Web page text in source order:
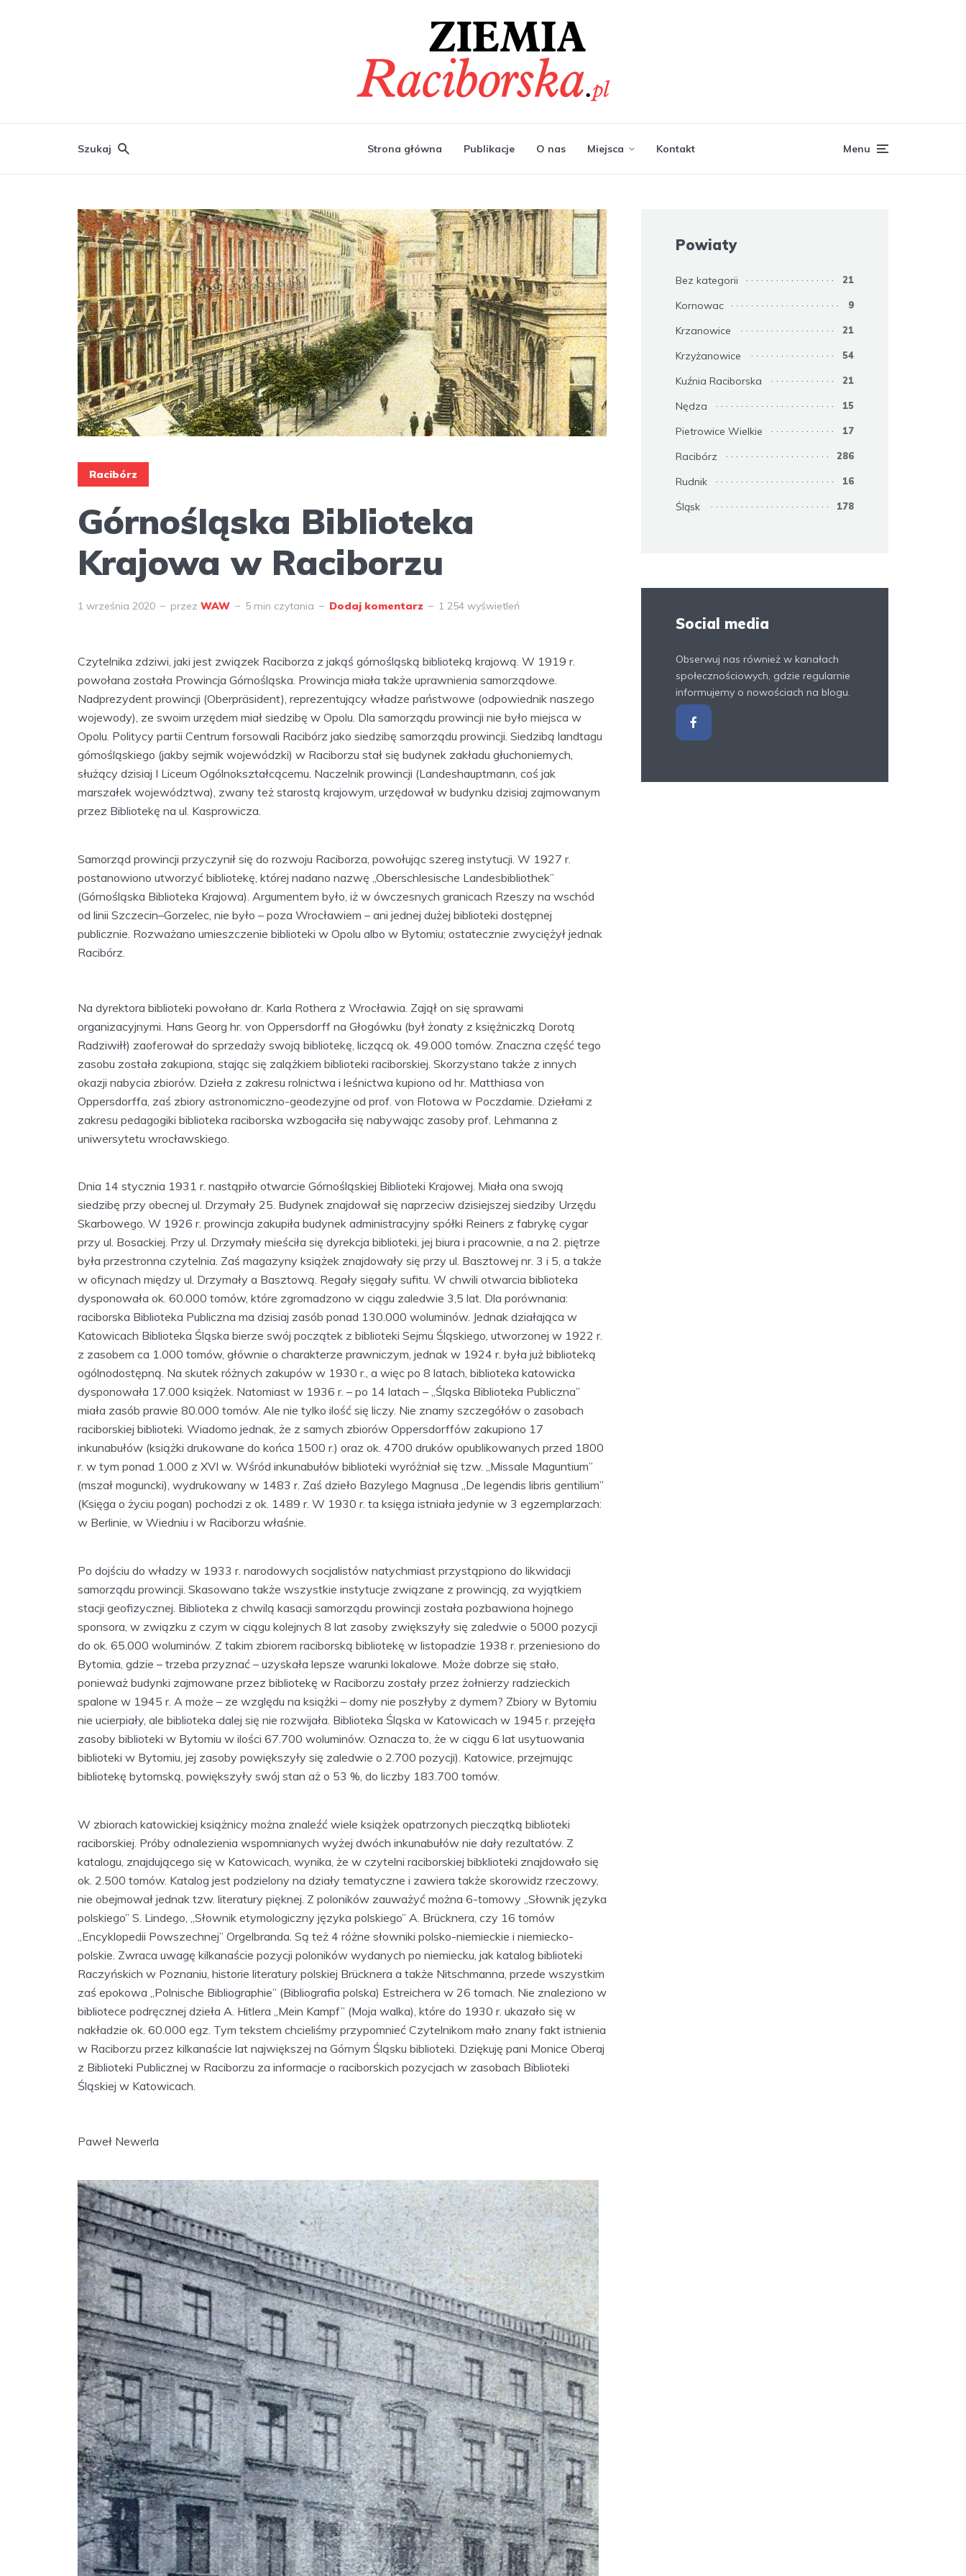
Szukaj Strona główna Publikacje O nas Miejsca Kontakt Menu
Racibórz
Górnośląska Biblioteka
Krajowa w Raciborzu
1 września 2020 przez WAW 5 min czytania Dodaj komentarz 1 254 wyświetleń
Czytelnika zdziwi, jaki jest związek Raciborza z jakąś górnośląską biblioteką krajową. W 1919 r.
powołana została Prowincja Górnośląska. Prowincja miała także uprawnienia samorządowe.
Nadprezydent prowincji (Oberpräsident), reprezentujący władze państwowe (odpowiednik naszego
wojewody), ze swoim urzędem miał siedzibę w Opolu. Dla samorządu prowincji nie było miejsca w
Opolu. Politycy partii Centrum forsowali Racibórz jako siedzibę samorządu prowincji. Siedzibą landtagu
górnośląskiego (jakby sejmik wojewódzki) w Raciborzu stał się budynek zakładu głuchoniemych,
służący dzisiaj I Liceum Ogólnokształcącemu. Naczelnik prowincji (Landeshauptmann, coś jak
marszałek województwa), zwany też starostą krajowym, urzędował w budynku dzisiaj zajmowanym
przez Bibliotekę na ul. Kasprowicza.
Samorząd prowincji przyczynił się do rozwoju Raciborza, powołując szereg instytucji. W 1927 r.
postanowiono utworzyć bibliotekę, której nadano nazwę „Oberschlesische Landesbibliothek”
(Górnośląska Biblioteka Krajowa). Argumentem było, iż w ówczesnych granicach Rzeszy na wschód
od linii Szczecin–Gorzelec, nie było – poza Wrocławiem – ani jednej dużej biblioteki dostępnej
publicznie. Rozważano umieszczenie biblioteki w Opolu albo w Bytomiu; ostatecznie zwyciężył jednak
Racibórz.
Na dyrektora biblioteki powołano dr. Karla Rothera z Wrocławia. Zajął on się sprawami
organizacyjnymi. Hans Georg hr. von Oppersdorff na Głogówku (był żonaty z księżniczką Dorotą
Radziwiłł) zaoferował do sprzedaży swoją bibliotekę, liczącą ok. 49.000 tomów. Znaczna część tego
zasobu została zakupiona, stając się zalążkiem biblioteki raciborskiej. Skorzystano także z innych
okazji nabycia zbiorów. Dzieła z zakresu rolnictwa i leśnictwa kupiono od hr. Matthiasa von
Oppersdorffa, zaś zbiory astronomiczno-geodezyjne od prof. von Flotowa w Poczdamie. Dziełami z
zakresu pedagogiki biblioteka raciborska wzbogaciła się nabywając zasoby prof. Lehmanna z
uniwersytetu wrocławskiego.
Dnia 14 stycznia 1931 r. nastąpiło otwarcie Górnośląskiej Biblioteki Krajowej. Miała ona swoją
siedzibę przy obecnej ul. Drzymały 25. Budynek znajdował się naprzeciw dzisiejszej siedziby Urzędu
Skarbowego. W 1926 r. prowincja zakupiła budynek administracyjny spółki Reiners z fabrykę cygar
przy ul. Bosackiej. Przy ul. Drzymały mieściła się dyrekcja biblioteki, jej biura i pracownie, a na 2. piętrze
była przestronna czytelnia. Zaś magazyny książek znajdowały się przy ul. Basztowej nr. 3 i 5, a także
w oficynach między ul. Drzymały a Basztową. Regały sięgały sufitu. W chwili otwarcia biblioteka
dysponowała ok. 60.000 tomów, które zgromadzono w ciągu zaledwie 3,5 lat. Dla porównania:
raciborska Biblioteka Publiczna ma dzisiaj zasób ponad 130.000 woluminów. Jednak działająca w
Katowicach Biblioteka Śląska bierze swój początek z biblioteki Sejmu Śląskiego, utworzonej w 1922 r.
z zasobem ca 1.000 tomów, głównie o charakterze prawniczym, jednak w 1924 r. była już biblioteką
ogólnodostępną. Na skutek różnych zakupów w 1930 r., a więc po 8 latach, biblioteka katowicka
dysponowała 17.000 książek. Natomiast w 1936 r. – po 14 latach – „Śląska Biblioteka Publiczna”
miała zasób prawie 80.000 tomów. Ale nie tylko ilość się liczy. Nie znamy szczegółów o zasobach
raciborskiej biblioteki. Wiadomo jednak, że z samych zbiorów Oppersdorffów zakupiono 17
inkunabułów (książki drukowane do końca 1500 r.) oraz ok. 4700 druków opublikowanych przed 1800
r. w tym ponad 1.000 z XVI w. Wśród inkunabułów biblioteki wyróżniał się tzw. „Missale Maguntium”
(mszał moguncki), wydrukowany w 1483 r. Zaś dzieło Bazylego Magnusa „De legendis libris gentilium”
(Księga o życiu pogan) pochodzi z ok. 1489 r. W 1930 r. ta księga istniała jedynie w 3 egzemplarzach:
w Berlinie, w Wiedniu i w Raciborzu właśnie.
Po dojściu do władzy w 1933 r. narodowych socjalistów natychmiast przystąpiono do likwidacji
samorządu prowincji. Skasowano także wszystkie instytucje związane z prowincją, za wyjątkiem
stacji geofizycznej. Biblioteka z chwilą kasacji samorządu prowincji została pozbawiona hojnego
sponsora, w związku z czym w ciągu kolejnych 8 lat zasoby zwiększyły się zaledwie o 5000 pozycji
do ok. 65.000 woluminów. Z takim zbiorem raciborską bibliotekę w listopadzie 1938 r. przeniesiono do
Bytomia, gdzie – trzeba przyznać – uzyskała lepsze warunki lokalowe. Może dobrze się stało,
ponieważ budynki zajmowane przez bibliotekę w Raciborzu zostały przez żołnierzy radzieckich
spalone w 1945 r. A może – ze względu na książki – domy nie poszłyby z dymem? Zbiory w Bytomiu
nie ucierpiały, ale biblioteka dalej się nie rozwijała. Biblioteka Śląska w Katowicach w 1945 r. przejęła
zasoby biblioteki w Bytomiu w ilości 67.700 woluminów. Oznacza to, że w ciągu 6 lat usytuowania
biblioteki w Bytomiu, jej zasoby powiększyły się zaledwie o 2.700 pozycji). Katowice, przejmując
bibliotekę bytomską, powiększyły swój stan aż o 53 %, do liczby 183.700 tomów.
W zbiorach katowickiej książnicy można znaleźć wiele książek opatrzonych pieczątką biblioteki
raciborskiej. Próby odnalezienia wspomnianych wyżej dwóch inkunabułów nie dały rezultatów. Z
katalogu, znajdującego się w Katowicach, wynika, że w czytelni raciborskiej bibklioteki znajdowało się
ok. 2.500 tomów. Katalog jest podzielony na działy tematyczne i zawiera także skorowidz rzeczowy,
nie obejmował jednak tzw. literatury pięknej. Z poloników zauważyć można 6-tomowy „Słownik języka
polskiego” S. Lindego, „Słownik etymologiczny języka polskiego” A. Brücknera, czy 16 tomów
„Encyklopedii Powszechnej” Orgelbranda. Są też 4 różne słowniki polsko-niemieckie i niemiecko-
polskie. Zwraca uwagę kilkanaście pozycji poloników wydanych po niemiecku, jak katalog biblioteki
Raczyńskich w Poznaniu, historie literatury polskiej Brücknera a także Nitschmanna, przede wszystkim
zaś epokowa „Polnische Bibliographie” (Bibliografia polska) Estreichera w 26 tomach. Nie znaleziono w
bibliotece podręcznej dzieła A. Hitlera „Mein Kampf” (Moja walka), które do 1930 r. ukazało się w
nakładzie ok. 60.000 egz. Tym tekstem chcieliśmy przypomnieć Czytelnikom mało znany fakt istnienia
w Raciborzu przez kilkanaście lat największej na Górnym Śląsku biblioteki. Dziękuję pani Monice Oberaj
z Biblioteki Publicznej w Raciborzu za informacje o raciborskich pozycjach w zasobach Biblioteki
Śląskiej w Katowicach.
Paweł Newerla
Powiaty
Bez kategorii 21
Kornowac 9
Krzanowice 21
Krzyżanowice 54
Kuźnia Raciborska 21
Nędza 15
Pietrowice Wielkie 17
Racibórz 286
Rudnik 16
Śląsk 178
Social media
Obserwuj nas również w kanałach
społecznościowych, gdzie regularnie
informujemy o nowościach na blogu.